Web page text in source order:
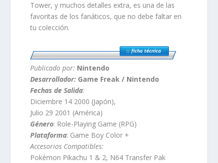
Tower, y muchos detalles extra, es una de las
favoritas de los fanáticos, que no debe faltar en
tu colección.
Publicado por: Nintendo
Desarrollador: Game Freak / Nintendo
Fechas de Salida:
Diciembre 14 2000 (Japón),
Julio 29 2001 (América)
Género: Role-Playing Game (RPG)
Plataforma: Game Boy Color +
Accesorios Compatibles:
Pokémon Pikachu 1 & 2, N64 Transfer Pak